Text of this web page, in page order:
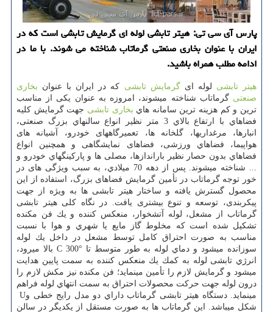
پارس آی سی تی: هیتر تابشی لوله ای گرمایش تابشی است كه در
ایران با عنوان بخاری صنعتی گرماتاب شناخته می شوند. با ما در
ادامه مطلب همراه باشید.
هیتر تابشی لوله ایگرمایش تابشی که در ایران با عنوان بخاری
صنعتی گرماتاب شناخته میشوند، امروزه به عنوان یکی از مناسب
ترین و کم هزینه ترین سامانه هاي بخاری تابشی جهت گرمایش كليه
فضاهاي با ارتفاع بالاي 3 متر نظیر انواع سالنهاي بزرگ صنعتی،
انبارها، مرغداريها، گلخانه ها، تعمیرگاههای خودرو، آشیانه های
هواپیما، فضاهاي ورزشی، فضاهای نمایشگاهی و همچنین انواع
فضاهاي بدون حصار نظیر باراندازها، مصلی ها و پاركينگهاي خودرو و
... شناخته میشوند. پس از دهه 70 ميلادي، به سبب ویژگی های در
خور توجه گرماتاب در تأمین گرمایش فضاهای بزرگ، استفاده از این
محصول گسترش یافته و ساختار هیتر تابشی ها به ویژه از جهت
پیکربندی، توسعه و تنوع بیشتری یافت. در نگاه کلی هیتر تابشی
گرماتاب از مشعل، لوله آتشخوار، منعکس كننده و یك فن مکنده
تشکیل شده است كه مخلوط گاز مایع یا شهري و هوا با نسبت
مناسب به صورت احتراق کامل توسط مشعل در داخل یك لوله
سوزانده میشود و دماي لوله به طور متوسط تا C 300° بالا میرود،
انرژي تابشی لوله به كمك يك منعکس کننده به سمت پایین هدایت
میشود و گرمایش لازم را تأمین مینماید؛ فن مکنده نیز مکش لازم را
درون لوله جهت حركت محصولات احتراق به سمت انتهاي لوله فراهم
مینماید. دستگاه هیتر تابشی گرماتاب داراي دو مدل رایج خطی وU
شکل میباشد. این گرماتاب ها به صورت مستقل از یکدیگر در سالن